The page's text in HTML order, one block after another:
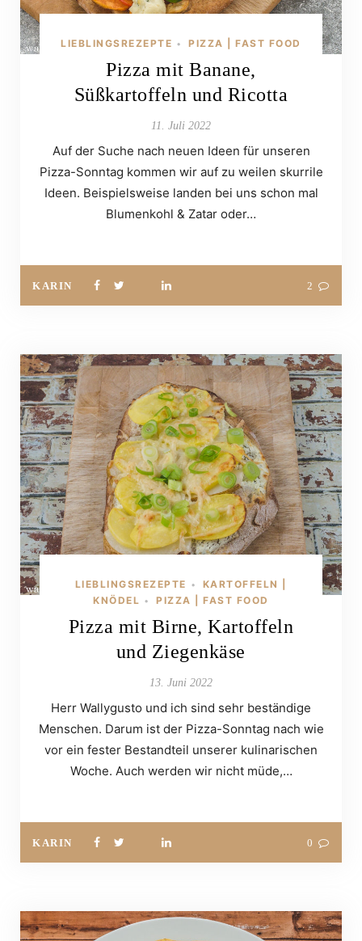
LIEBLINGSREZEPTE • PIZZA | FAST FOOD
Pizza mit Banane,
Süßkartoffeln und Ricotta
11. Juli 2022
Auf der Suche nach neuen Ideen für unseren
Pizza-Sonntag kommen wir auf zu weilen skurrile
Ideen. Beispielsweise landen bei uns schon mal
Blumenkohl & Zatar oder…
KARIN 2
LIEBLINGSREZEPTE •
KARTOFFELN |
KNÖDEL • PIZZA | FAST FOOD
Pizza mit Birne, Kartoffeln
und Ziegenkäse
13. Juni 2022
Herr Wallygusto und ich sind sehr beständige
Menschen. Darum ist der Pizza-Sonntag nach wie
vor ein fester Bestandteil unserer kulinarischen
Woche. Auch werden wir nicht müde,…
KARIN 0